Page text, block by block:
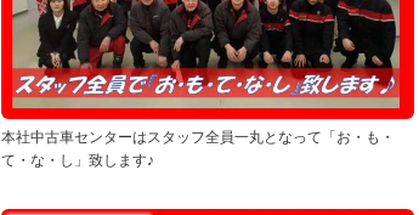
本社中古車センターはスタッフ全員一丸となって「お・も・
て・な・し」致します♪